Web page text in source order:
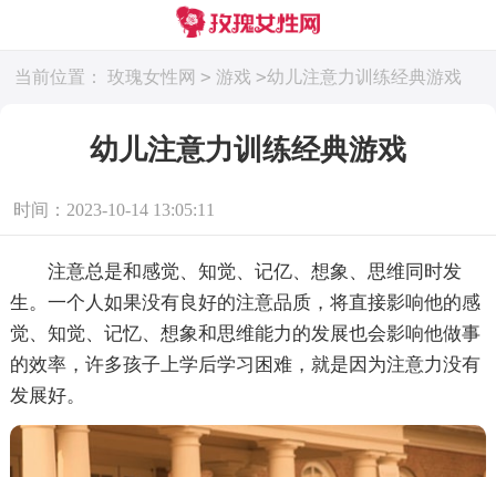
当前位置： 玫瑰女性网 > 游戏 >幼儿注意力训练经典游戏
幼儿注意力训练经典游戏
时间：2023-10-14 13:05:11
注意总是和感觉、知觉、记亿、想象、思维同时发
生。一个人如果没有良好的注意品质，将直接影响他的感
觉、知觉、记忆、想象和思维能力的发展也会影响他做事
的效率，许多孩子上学后学习困难，就是因为注意力没有
发展好。